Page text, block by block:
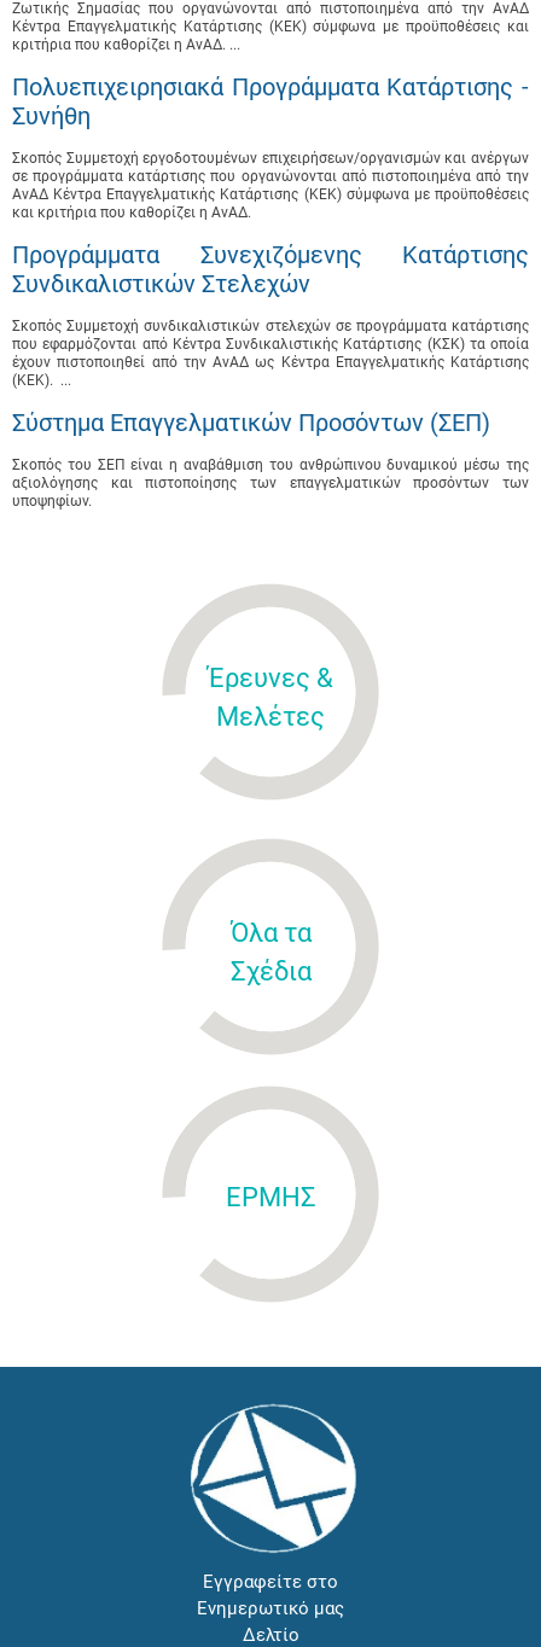
Ζωτικής Σημασίας που οργανώνονται από πιστοποιημένα από την ΑνΑΔ
Κέντρα Επαγγελματικής Κατάρτισης (ΚΕΚ) σύμφωνα με προϋποθέσεις και
κριτήρια που καθορίζει η ΑνΑΔ. ...
Πολυεπιχειρησιακά Προγράμματα Κατάρτισης -
Συνήθη
Σκοπός Συμμετοχή εργοδοτουμένων επιχειρήσεων/οργανισμών και ανέργων
σε προγράμματα κατάρτισης που οργανώνονται από πιστοποιημένα από την
ΑνΑΔ Κέντρα Επαγγελματικής Κατάρτισης (ΚΕΚ) σύμφωνα με προϋποθέσεις
και κριτήρια που καθορίζει η ΑνΑΔ.
Προγράμματα Συνεχιζόμενης Κατάρτισης
Συνδικαλιστικών Στελεχών
Σκοπός Συμμετοχή συνδικαλιστικών στελεχών σε προγράμματα κατάρτισης
που εφαρμόζονται από Κέντρα Συνδικαλιστικής Κατάρτισης (ΚΣΚ) τα οποία
έχουν πιστοποιηθεί από την ΑνΑΔ ως Κέντρα Επαγγελματικής Κατάρτισης
(ΚΕΚ). ...
Σύστημα Επαγγελματικών Προσόντων (ΣΕΠ)
Σκοπός του ΣΕΠ είναι η αναβάθμιση του ανθρώπινου δυναμικού μέσω της
αξιολόγησης και πιστοποίησης των επαγγελματικών προσόντων των
υποψηφίων.
Έρευνες &
Μελέτες
Όλα τα
Σχέδια
ΕΡΜΗΣ
Εγγραφείτε στο
Ενημερωτικό μας
Δελτίο